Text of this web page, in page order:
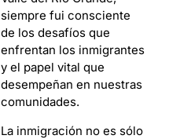
siempre fui consciente
de los desafíos que
enfrentan los inmigrantes
y el papel vital que
desempeñan en nuestras
comunidades.
La inmigración no es sólo